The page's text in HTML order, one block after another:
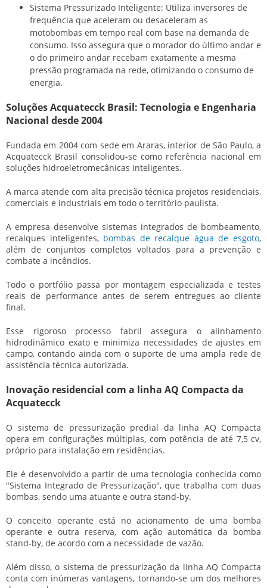
Sistema Pressurizado Inteligente: Utiliza inversores de
frequência que aceleram ou desaceleram as
motobombas em tempo real com base na demanda de
consumo. Isso assegura que o morador do último andar e
o do primeiro andar recebam exatamente a mesma
pressão programada na rede, otimizando o consumo de
energia.
Soluções Acquatecck Brasil: Tecnologia e Engenharia
Nacional desde 2004
Fundada em 2004 com sede em Araras, interior de São Paulo, a
Acquatecck Brasil consolidou-se como referência nacional em
soluções hidroeletromecânicas inteligentes.
A marca atende com alta precisão técnica projetos residenciais,
comerciais e industriais em todo o território paulista.
A empresa desenvolve sistemas integrados de bombeamento,
recalques inteligentes, bombas de recalque água de esgoto,
além de conjuntos completos voltados para a prevenção e
combate a incêndios.
Todo o portfólio passa por montagem especializada e testes
reais de performance antes de serem entregues ao cliente
final.
Esse rigoroso processo fabril assegura o alinhamento
hidrodinâmico exato e minimiza necessidades de ajustes em
campo, contando ainda com o suporte de uma ampla rede de
assistência técnica autorizada.
Inovação residencial com a linha AQ Compacta da
Acquatecck
O sistema de pressurização predial da linha AQ Compacta
opera em configurações múltiplas, com potência de até 7,5 cv,
próprio para instalação em residências.
Ele é desenvolvido a partir de uma tecnologia conhecida como
"Sistema Integrado de Pressurização", que trabalha com duas
bombas, sendo uma atuante e outra stand-by.
O conceito operante está no acionamento de uma bomba
operante e outra reserva, com ação automática da bomba
stand-by, de acordo com a necessidade de vazão.
Além disso, o sistema de pressurização da linha AQ Compacta
conta com inúmeras vantagens, tornando-se um dos melhores